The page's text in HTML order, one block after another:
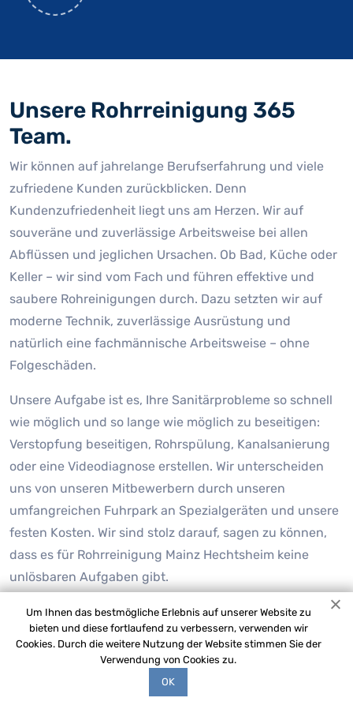
Unsere Rohrreinigung 365
Team.
Wir können auf jahrelange Berufserfahrung und viele
zufriedene Kunden zurückblicken. Denn
Kundenzufriedenheit liegt uns am Herzen. Wir auf
souveräne und zuverlässige Arbeitsweise bei allen
Abflüssen und jeglichen Ursachen. Ob Bad, Küche oder
Keller – wir sind vom Fach und führen effektive und
saubere Rohreinigungen durch. Dazu setzten wir auf
moderne Technik, zuverlässige Ausrüstung und
natürlich eine fachmännische Arbeitsweise – ohne
Folgeschäden.
Unsere Aufgabe ist es, Ihre Sanitärprobleme so schnell
wie möglich und so lange wie möglich zu beseitigen:
Verstopfung beseitigen, Rohrspülung, Kanalsanierung
oder eine Videodiagnose erstellen. Wir unterscheiden
uns von unseren Mitbewerbern durch unseren
umfangreichen Fuhrpark an Spezialgeräten und unsere
festen Kosten. Wir sind stolz darauf, sagen zu können,
dass es für Rohrreinigung Mainz Hechtsheim keine
unlösbaren Aufgaben gibt.
Um Ihnen das bestmögliche Erlebnis auf unserer Website zu
bieten und diese fortlaufend zu verbessern, verwenden wir
Cookies. Durch die weitere Nutzung der Website stimmen Sie der
Verwendung von Cookies zu.
OK